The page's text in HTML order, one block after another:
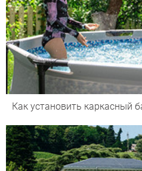
Как установить каркасный